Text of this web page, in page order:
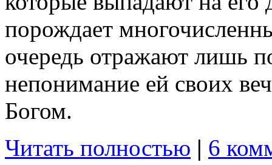
порождает
очередь отражают лишь
непонимание ей своих
Богом.
Читать полностью | 6